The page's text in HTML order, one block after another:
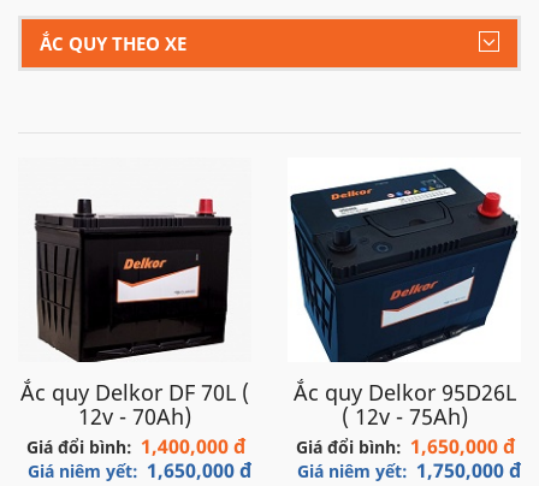
ẮC QUY THEO XE
Ắc quy Delkor DF 70L (
12v - 70Ah)
Giá đổi bình: 1,400,000 đ
Giá niêm yết: 1,650,000 đ
Ắc quy Delkor 95D26L
( 12v - 75Ah)
Giá đổi bình: 1,650,000 đ
Giá niêm yết: 1,750,000 đ